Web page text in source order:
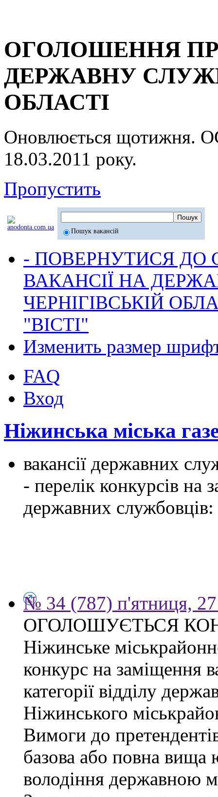
ОГОЛОШЕННЯ
ДЕРЖАВНУ
ОБЛАСТІ
Оновлюється
18.03.2011 року.
Пропустить
Пошук вакансій
- ПОВЕРНУТИСЯ ДО
ВАКАНСІЇ НА
ЧЕРНІГІВСЬКІЙ
"ВІСТІ"
Изменить размер
FAQ
Вход
Ніжинська міська
вакансії державних
- перелік конкурсів на
державних службовців:
№ 34 (787) п'ятниця,
ОГОЛОШУЄТЬСЯ
Ніжинське
конкурс на заміщення
категорії відділу
Ніжинського
Вимоги до
базова або повна вища
володіння державною